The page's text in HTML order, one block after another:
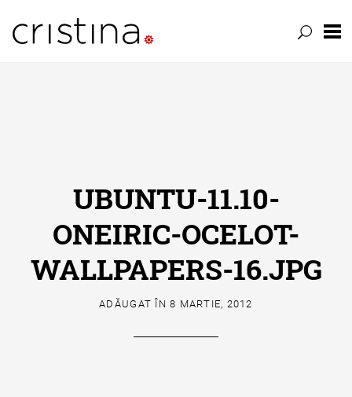
UBUNTU-11.10-
ONEIRIC-OCELOT-
WALLPAPERS-16.JPG
ADĂUGAT ÎN8 MARTIE, 2012